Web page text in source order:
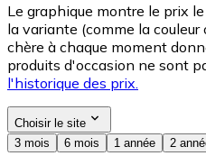
Le graphique montre le prix
la variante (comme la
chère à chaque moment
produits d'occasion ne sont
l'historique des prix.
Choisir le site
3 mois
6 mois 1 année 2